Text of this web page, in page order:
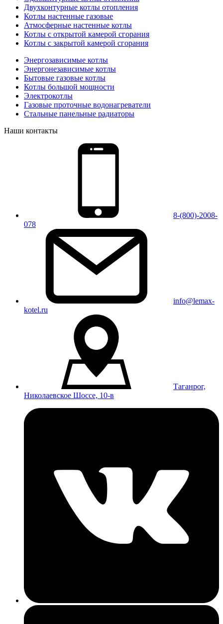
Двухконтурные котлы отопления
Котлы настенные газовые
Атмосферные настенные котлы
Котлы с открытой камерой сгорания
Котлы с закрытой камерой сгорания
Энергозависимые котлы
Энергонезависимые котлы
Бытовые газовые котлы
Котлы большой мощности
Электрокотлы
Газовые проточные водонагреватели
Стальные панельные радиаторы
Наши контакты
8-(800)-2008-
078
info@lemax-
kotel.ru
Таганрог,
Николаевское Шоссе, 10-в